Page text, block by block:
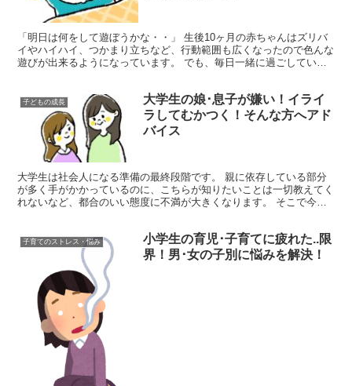
「明日は何をして遊ぼうかな・・」 生後10ヶ月の赤ちゃんはズリバ
イやハイハイ、つかまり立ちなど、行動範囲も広くなったので色んな
遊びが出来るようになっています。 でも、毎日一緒に過ごしている
子どもの成長
大学生の娘･息子が嫌い！イライ
ラしてむかつく！そんな方へアド
バイス
大学生は社会人になる準備の最終段階です。 親に依存している部分
が多く手がかかっているのに、こちらが知りたいことは一切教えてく
れないなど、都合のいい態度に不満が大きくなります。 そこで今回
子育てのストレス・悩み
小学生の育児･子育てに疲れた..限
界！男･女の子別に悩みを解決！